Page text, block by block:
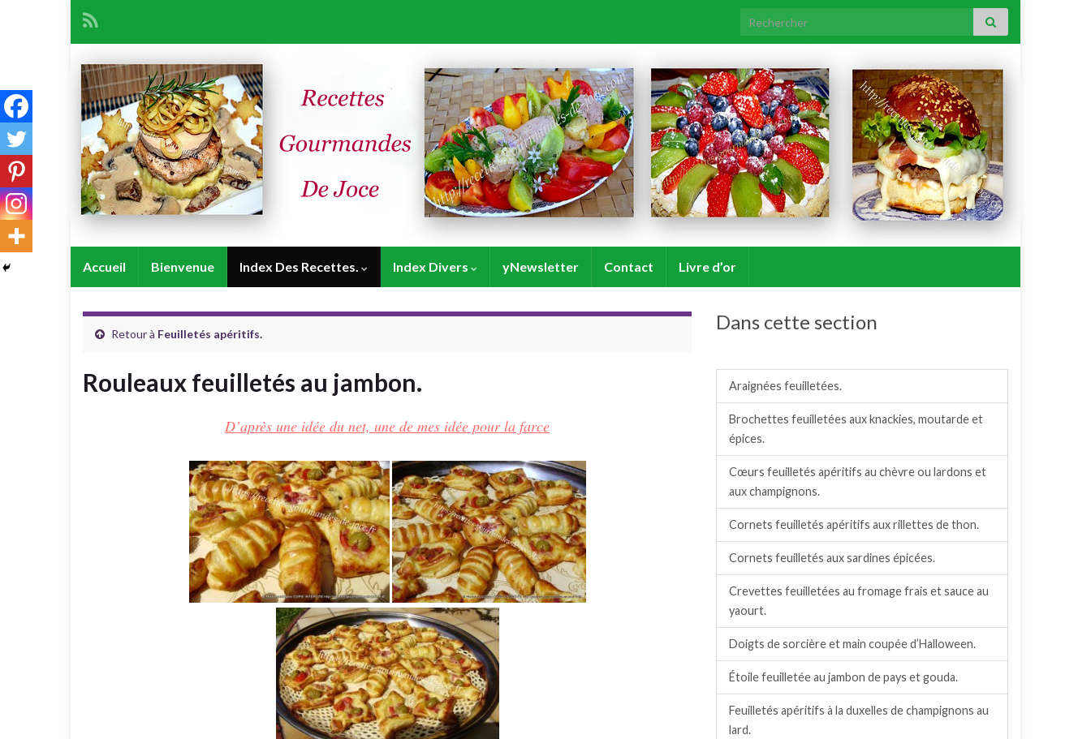
Search for:
Accueil Bienvenue Index Des Recettes. Index Divers yNewsletter Contact Livre d’or
Retour à Feuilletés apéritifs.
Rouleaux feuilletés au jambon.
D’après une idée du net, une de mes idée pour la farce
Dans cette section
Araignées feuilletées.
Brochettes feuilletées aux knackies, moutarde et
épices.
Cœurs feuilletés apéritifs au chèvre ou lardons et
aux champignons.
Cornets feuilletés apéritifs aux rillettes de thon.
Cornets feuilletés aux sardines épicées.
Crevettes feuilletées au fromage frais et sauce au
yaourt.
Doigts de sorcière et main coupée d’Halloween.
Étoile feuilletée au jambon de pays et gouda.
Feuilletés apéritifs à la duxelles de champignons au
lard.